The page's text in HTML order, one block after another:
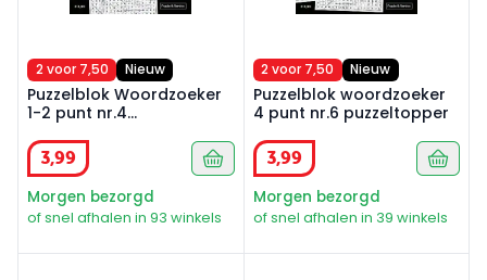
2 voor 7,50 Nieuw
Puzzelblok Woordzoeker
1-2 punt nr.4
3,99
Morgen bezorgd
of snel afhalen in 93 winkels
2 voor 7,50 Nieuw
Puzzelblok woordzoeker
4 punt nr.6 puzzeltopper
3,99
Morgen bezorgd
of snel afhalen in 39 winkels